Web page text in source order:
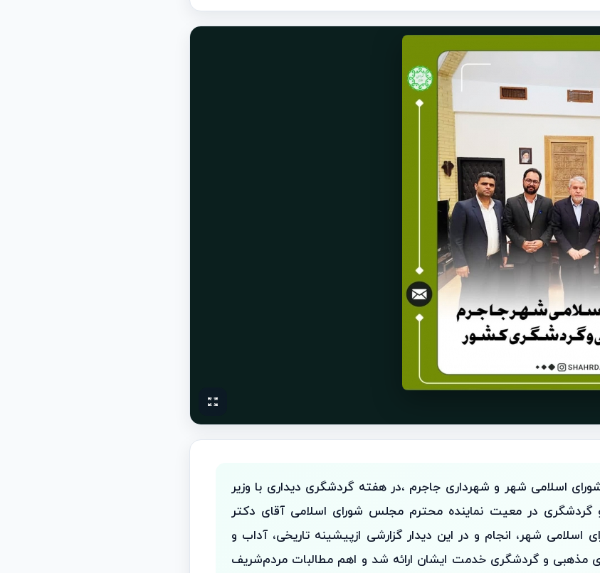
اسلامی شهر و شهرداری جاجرم ،در هفته گردشگری دیداری با وزیر
گردشگری در معیت نماینده محترم مجلس شورای اسلامی آقای دکتر
اسلامی شهر، انجام و در این دیدار گزارشی ازپیشینه تاریخی، آداب و
مذهبی و گردشگری خدمت ایشان ارائه شد و اهم مطالبات مردم‌شریف